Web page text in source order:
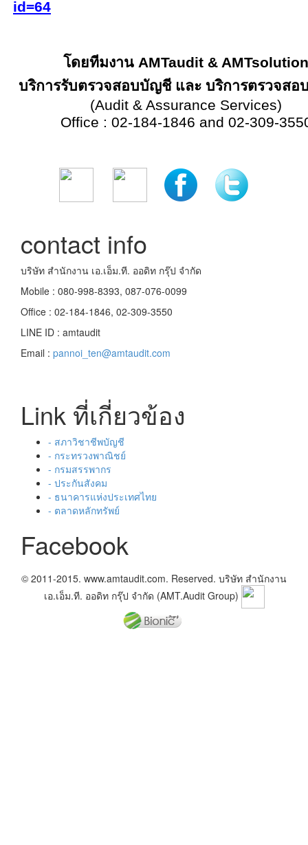
id=64
โดยทีมงาน AMTaudit & AMTsolution
บริการรับตรวจสอบบัญชี และ บริการตรวจสอ
(Audit & Assurance Services)
Office : 02-184-1846 and 02-309-
contact info
บริษัท สำนักงาน เอ.เอ็ม.ที. ออดิท กรุ๊ป จำกัด
Mobile : 080-998-8393, 087-076-0099
Office : 02-184-1846, 02-309-3550
LINE ID : amtaudit
Email : pannoi_ten@amtaudit.com
Link ที่เกี่ยวข้อง
- สภาวิชาชีพบัญชี
- กระทรวงพาณิชย์
- กรมสรรพากร
- ประกันสังคม
- ธนาคารแห่งประเทศไทย
- ตลาดหลักทรัพย์
Facebook
© 2011-2015. www.amtaudit.com. Reserved. บริษัท สำนักงาน
เอ.เอ็ม.ที. ออดิท กรุ๊ป จำกัด (AMT.Audit Group)